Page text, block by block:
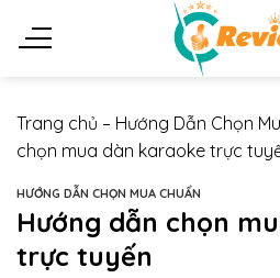
đến
Trang chủ – Hướng Dẫn Chọn
chọn mua dàn karaoke trực
HƯỚNG DẪN CHỌN MUA CHUẨN
Hướng dẫn chọn
trực tuyến